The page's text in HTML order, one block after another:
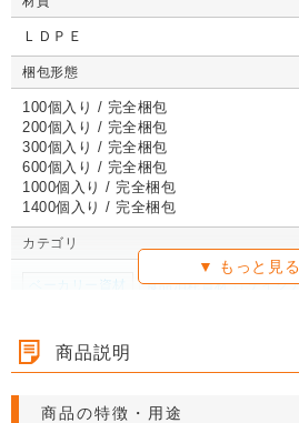
詳しくみる 詳しくみる
詳しくみる
ＬＤＰＥ
梱包形態
100個入り / 完全梱包
200個入り / 完全梱包
300個入り / 完全梱包
600個入り / 完全梱包
1000個入り / 完全梱包
1400個入り / 完全梱包
カテゴリ
ベーカリー資材 食品消耗資材 テイク
商品説明
商品の特徴・用途